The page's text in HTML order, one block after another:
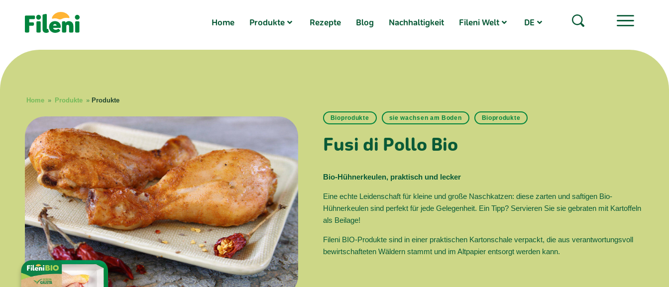
Home Produkte Rezepte Blog Nachhaltigkeit Fileni Welt DE
Home » Produkte » Produkte
Bioprodukte sie wachsen am Boden Bioprodukte
Fusi di Pollo Bio
Bio-Hühnerkeulen, praktisch und lecker
Eine echte Leidenschaft für kleine und große Naschkatzen: diese zarten und saftigen Bio-
Hühnerkeulen sind perfekt für jede Gelegenheit. Ein Tipp? Servieren Sie sie gebraten mit Kartoffeln
als Beilage!
Fileni BIO-Produkte sind in einer praktischen Kartonschale verpackt, die aus verantwortungsvoll
bewirtschafteten Wäldern stammt und im Altpapier entsorgt werden kann.